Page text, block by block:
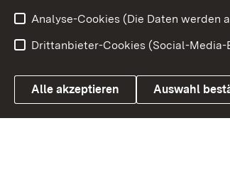
Link zum Landesportal
Analyse-Cookies (Die Daten werden
Drittanbieter-Cookies (Social-
Alle akzeptieren Auswahl